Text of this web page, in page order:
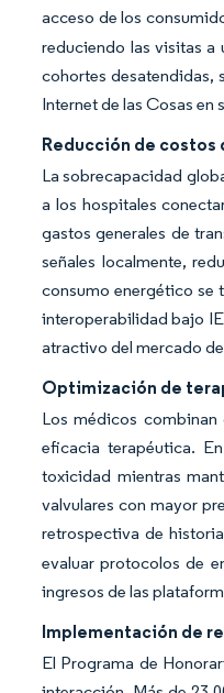
acceso de los
reduciendo las visitas a
cohortes desatendidas,
Internet de las Cosas
Reducción de costos
La sobrecapacidad
a los hospitales
gastos generales de
señales localmente,
consumo energético se
interoperabilidad bajo
atractivo del mercado
Optimización de
Los médicos
eficacia terapéutica.
toxicidad mientras
valvulares con mayor
retrospectiva de
evaluar protocolos de
ingresos de las
Implementación de
El Programa de